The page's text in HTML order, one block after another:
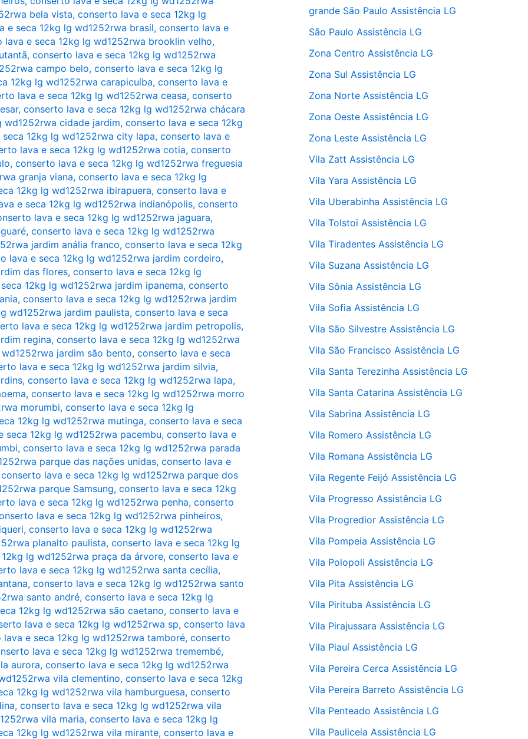
bela vista, conserto lava e seca 12kg lg
e seca 12kg lg wd1252rwa brasil, conserto lava e
lava e seca 12kg lg wd1252rwa brooklin velho,
, conserto lava e seca 12kg lg wd1252rwa
campo belo, conserto lava e seca 12kg lg
12kg lg wd1252rwa carapicuíba, conserto lava e
lava e seca 12kg lg wd1252rwa ceasa, conserto
, conserto lava e seca 12kg lg wd1252rwa chácara
wd1252rwa cidade jardim, conserto lava e seca 12kg
12kg lg wd1252rwa city lapa, conserto lava e
lava e seca 12kg lg wd1252rwa cotia, conserto
, conserto lava e seca 12kg lg wd1252rwa freguesia
granja viana, conserto lava e seca 12kg lg
12kg lg wd1252rwa ibirapuera, conserto lava e
e seca 12kg lg wd1252rwa indianópolis, conserto
lava e seca 12kg lg wd1252rwa jaguara,
, conserto lava e seca 12kg lg wd1252rwa
jardim anália franco, conserto lava e seca 12kg
lava e seca 12kg lg wd1252rwa jardim cordeiro,
das flores, conserto lava e seca 12kg lg
12kg lg wd1252rwa jardim ipanema, conserto
, conserto lava e seca 12kg lg wd1252rwa jardim
wd1252rwa jardim paulista, conserto lava e seca
lava e seca 12kg lg wd1252rwa jardim petropolis,
regina, conserto lava e seca 12kg lg wd1252rwa
jardim são bento, conserto lava e seca
lava e seca 12kg lg wd1252rwa jardim silvia,
, conserto lava e seca 12kg lg wd1252rwa lapa,
, conserto lava e seca 12kg lg wd1252rwa morro
morumbi, conserto lava e seca 12kg lg
12kg lg wd1252rwa mutinga, conserto lava e seca
seca 12kg lg wd1252rwa pacembu, conserto lava e
, conserto lava e seca 12kg lg wd1252rwa parada
parque das nações unidas, conserto lava e
conserto lava e seca 12kg lg wd1252rwa parque dos
parque Samsung, conserto lava e seca 12kg
lava e seca 12kg lg wd1252rwa penha, conserto
lava e seca 12kg lg wd1252rwa pinheiros,
, conserto lava e seca 12kg lg wd1252rwa
planalto paulista, conserto lava e seca 12kg lg
lg wd1252rwa praça da árvore, conserto lava e
lava e seca 12kg lg wd1252rwa santa cecília,
, conserto lava e seca 12kg lg wd1252rwa santo
santo andré, conserto lava e seca 12kg lg
12kg lg wd1252rwa são caetano, conserto lava e
lava e seca 12kg lg wd1252rwa sp, conserto lava
lava e seca 12kg lg wd1252rwa tamboré, conserto
lava e seca 12kg lg wd1252rwa tremembé,
aurora, conserto lava e seca 12kg lg wd1252rwa
vila clementino, conserto lava e seca 12kg
12kg lg wd1252rwa vila hamburguesa, conserto
, conserto lava e seca 12kg lg wd1252rwa vila
vila maria, conserto lava e seca 12kg lg
12kg lg wd1252rwa vila mirante, conserto lava e
grande São Paulo Assistência LG
São Paulo Assistência LG
Zona Centro Assistência LG
Zona Sul Assistência LG
Zona Norte Assistência LG
Zona Oeste Assistência LG
Zona Leste Assistência LG
Vila Zatt Assistência LG
Vila Yara Assistência LG
Vila Uberabinha Assistência LG
Vila Tolstoi Assistência LG
Vila Tiradentes Assistência LG
Vila Suzana Assistência LG
Vila Sônia Assistência LG
Vila Sofia Assistência LG
Vila São Silvestre Assistência LG
Vila São Francisco Assistência LG
Vila Santa Terezinha Assistência LG
Vila Santa Catarina Assistência LG
Vila Sabrina Assistência LG
Vila Romero Assistência LG
Vila Romana Assistência LG
Vila Regente Feijó Assistência LG
Vila Progresso Assistência LG
Vila Progredior Assistência LG
Vila Pompeia Assistência LG
Vila Polopoli Assistência LG
Vila Pita Assistência LG
Vila Pirituba Assistência LG
Vila Pirajussara Assistência LG
Vila Piauí Assistência LG
Vila Pereira Cerca Assistência LG
Vila Pereira Barreto Assistência LG
Vila Penteado Assistência LG
Vila Pauliceia Assistência LG